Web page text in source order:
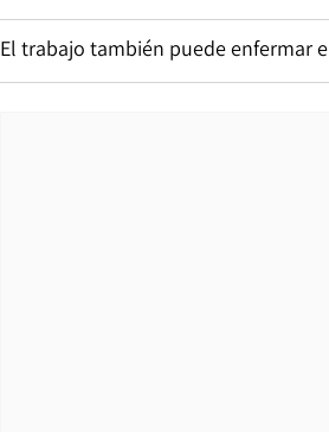
El trabajo también puede enfermar